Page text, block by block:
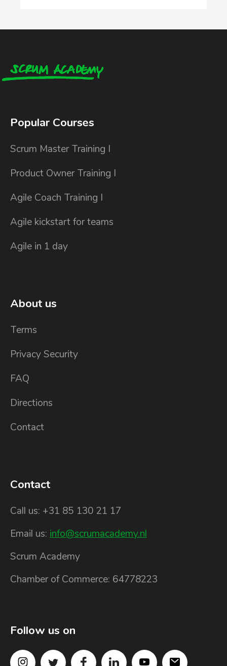
Popular Courses
Scrum Master Training I
Product Owner Training I
Agile Coach Training I
Agile kickstart for teams
Agile in 1 day
About us
Terms
Privacy Security
FAQ
Directions
Contact
Contact
Call us: +31 85 130 21 17
Email us: info@scrumacademy.nl
Scrum Academy
Chamber of Commerce: 64778223
Follow us on